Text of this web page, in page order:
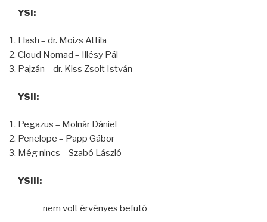
YSI:
Flash – dr. Moizs Attila
Cloud Nomad – Illésy Pál
Pajzán – dr. Kiss Zsolt István
YSII:
Pegazus – Molnár Dániel
Penelope – Papp Gábor
Még nincs – Szabó László
YSIII:
nem volt érvényes befutó